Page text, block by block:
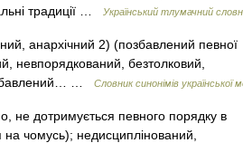
традиції …
Український тлумачний
анархічний 2) (позбавлений певної
невпорядкований, безтолковий,
…
Словник синонімів української
не дотримується певного порядку в
чомусь); недисциплінований,